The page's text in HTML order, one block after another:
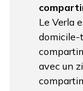
Le Verla
domicile-
avec un